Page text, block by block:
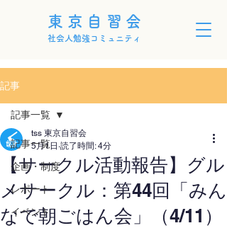
東京自習会
社会人勉強コミュニティ
記事
記事一覧
企画・制度
レポート
イベント
記事一覧
【サークル活動報告】グル
メサークル：第44回「みん
なで朝ごはん会」（4/11）
tss 東京自習会
5月1日 読了時間: 4分